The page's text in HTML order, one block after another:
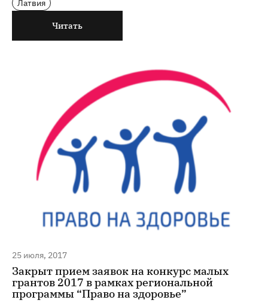
Латвия
Читать
25 июля, 2017
Закрыт прием заявок на конкурс малых
грантов 2017 в рамках региональной
программы “Право на здоровье”